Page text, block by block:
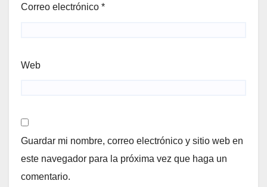
Correo electrónico *
Web
Guardar mi nombre, correo electrónico y sitio web en
este navegador para la próxima vez que haga un
comentario.